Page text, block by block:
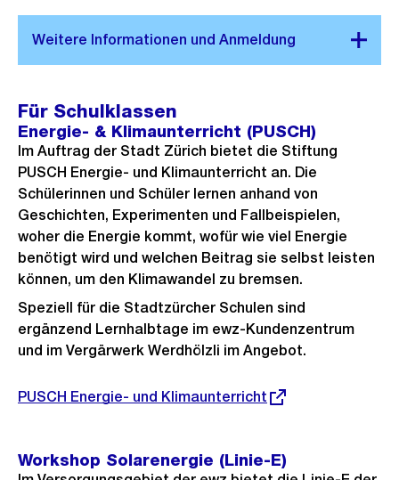
Für Schulklassen
Energie- & Klimaunterricht (PUSCH)
Im Auftrag der Stadt Zürich bietet die Stiftung
PUSCH Energie- und Klimaunterricht an. Die
Schülerinnen und Schüler lernen anhand von
Geschichten, Experimenten und Fallbeispielen,
woher die Energie kommt, wofür wie viel Energie
benötigt wird und welchen Beitrag sie selbst leisten
können, um den Klimawandel zu bremsen.
Speziell für die Stadtzürcher Schulen sind
ergänzend Lernhalbtage im ewz-Kundenzentrum
und im Vergärwerk Werdhölzli im Angebot.
Externer
PUSCH Energie- und Klimaunterricht
Workshop Solarenergie (Linie-E)